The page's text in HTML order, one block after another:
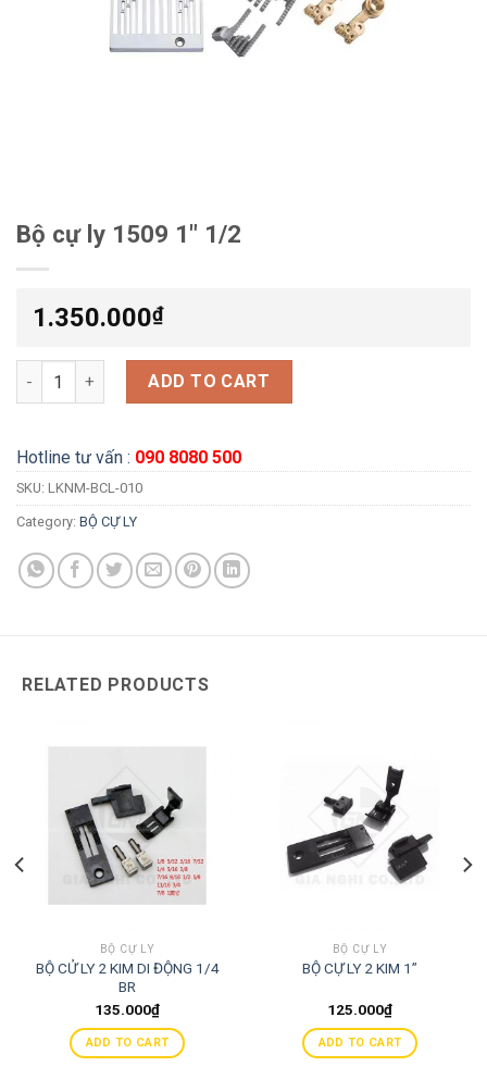
Bộ cự ly 1509 1″ 1/2
1.350.000₫
Bộ cự ly 1509 1" 1/2 quantity
ADD TO CART
Hotline tư vấn : 090 8080 500
SKU: LKNM-BCL-010
Category: BỘ CỰ LY
RELATED PRODUCTS
BỘ CỰ LY
BỘ CỬ LY 2 KIM DI ĐỘNG 1/4
BR
135.000₫
ADD TO CART
BỘ CỰ LY
BỘ CỰ LY 2 KIM 1”
125.000₫
ADD TO CART